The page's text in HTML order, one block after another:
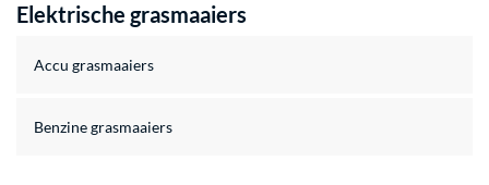
Elektrische grasmaaiers
Accu grasmaaiers
Benzine grasmaaiers